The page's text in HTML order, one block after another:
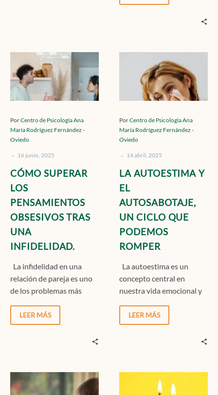
CÓMO
SUPERAR
LOS
PENSAMIENTOS
TRAS
UNA
PorCentro de Psicología Ana
María Rodríguez Fernández -
Oviedo
- 16 junio, 2025
CÓMO SUPERAR
LOS
PENSAMIENTOS
OBSESIVOS TRAS
UNA
INFIDELIDAD.
La infidelidad en una
relación de pareja es uno
de los problemas más
pueden experimentar.
No…
LEER MÁS
LA
AUTOESTIMA
Y
EL
UN
CICLO
ROMPER
PorCentro de Psicología Ana
María Rodríguez Fernández -
Oviedo
- 14 abril, 2025
LA AUTOESTIMA Y
EL
AUTOSABOTAJE,
UN CICLO QUE
PODEMOS
ROMPER
La autoestima es un
concepto central en
nuestra vida emocional y
valor que nos damos a…
LEER MÁS
EL
USO
DEL